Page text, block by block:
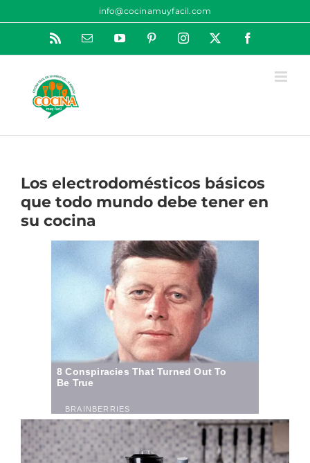
contenido
info@cocinamuyfacil.com
Rss
CorreoYouTubePinterestInstagram
Los electrodomésticos básicos
que todo mundo debe tener en
su cocina